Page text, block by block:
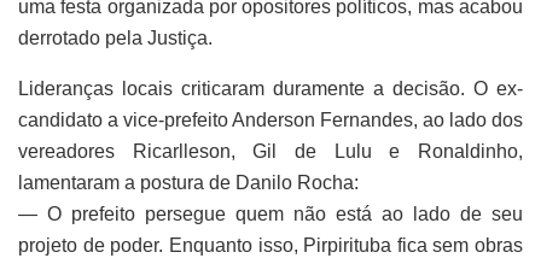
uma festa organizada por opositores políticos, mas acabou
derrotado pela Justiça.
Lideranças locais criticaram duramente a decisão. O ex-
candidato a vice-prefeito Anderson Fernandes, ao lado dos
vereadores Ricarlleson, Gil de Lulu e Ronaldinho,
lamentaram a postura de Danilo Rocha:
— O prefeito persegue quem não está ao lado de seu
projeto de poder. Enquanto isso, Pirpirituba fica sem obras